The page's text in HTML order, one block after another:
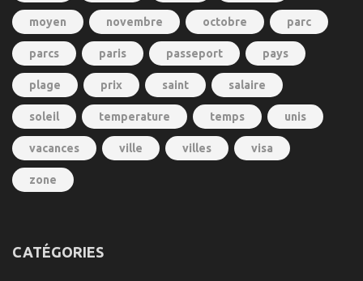
moyen novembre octobre parc
parcs paris passeport pays
plage prix saint salaire
soleil temperature temps unis
vacances ville villes visa
zone
CATÉGORIES